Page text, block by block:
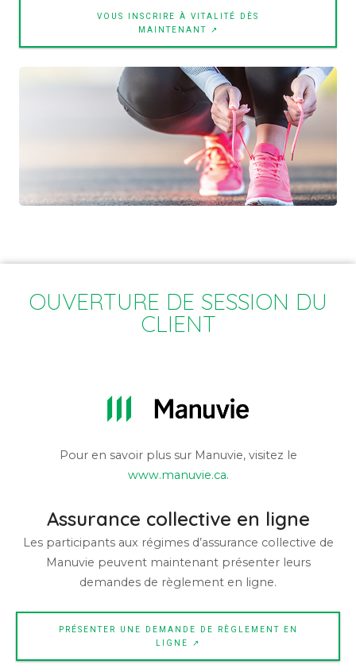
VOUS INSCRIRE À VITALITÉ DÈS
MAINTENANT ↗
OUVERTURE DE SESSION DU
CLIENT
Pour en savoir plus sur Manuvie, visitez le
www.manuvie.ca.
Assurance collective en ligne
Les participants aux régimes d’assurance collective de
Manuvie peuvent maintenant présenter leurs
demandes de règlement en ligne.
PRÉSENTER UNE DEMANDE DE RÈGLEMENT EN
LIGNE ↗